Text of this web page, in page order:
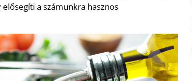
a számunkra hasznos